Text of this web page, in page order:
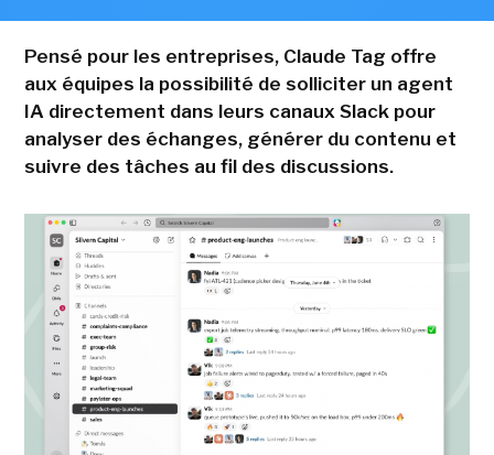
Pensé pour les entreprises, Claude Tag offre
aux équipes la possibilité de solliciter un agent
IA directement dans leurs canaux Slack pour
analyser des échanges, générer du contenu et
suivre des tâches au fil des discussions.